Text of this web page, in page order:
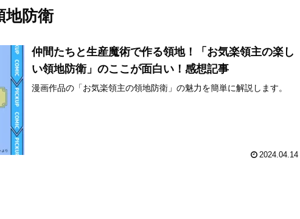
地防衛
仲間たちと生産魔術で作る領地！「お気楽領主の楽し
い領地防衛」のここが面白い！感想記事
漫画作品の「お気楽領主の領地防衛」の魅力を簡単に解説します。
2024.04.14